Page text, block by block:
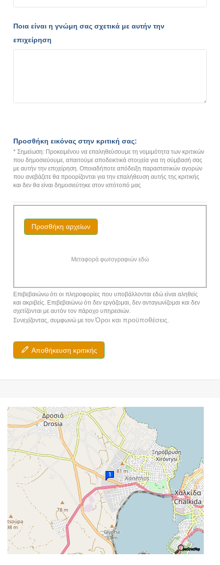
Ποια είναι η γνώμη σας σχετικά με αυτήν την
επιχείρηση
Προσθήκη εικόνας στην κριτική σας:
* Σημείωση: Προκειμένου να επαληθεύσουμε τη νομιμότητα των κριτικών
που δημοσιεύουμε, απαιτούμε αποδεικτικά στοιχεία για τη σύμβασή σας
με αυτήν την επιχείρηση. Οποιαδήποτε απόδειξη παραστατικών αγορών
που ανεβάζετε θα προορίζονται για την επαλήθευση αυτής της κριτικής
και δεν θα είναι δημοσιεύτηκε στον ιστότοπό μας
Προσθήκη αρχείων
Μεταφορά φωτογραφιών εδώ
Επιβεβαιώνω ότι οι πληροφορίες που υποβάλλονται εδώ είναι αληθείς
και ακριβείς. Επιβεβαιώνω ότι δεν εργάζομαι, δεν ανταγωνίζομαι και δεν
σχετίζονται με αυτόν τον πάροχο υπηρεσιών.
Συνεχίζοντας, συμφωνώ με τονΌροι και προϋποθέσεις.
Αποθήκευση κριτικής